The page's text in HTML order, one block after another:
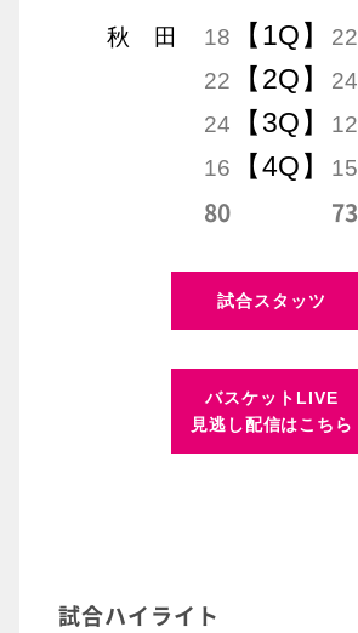
秋 田 18 【1Q】 22
22
【2Q】
24
24
【3Q】
12
16
【4Q】 15
80 73
試合スタッツ
バスケットLIVE
見逃し配信はこちら
試合ハイライト